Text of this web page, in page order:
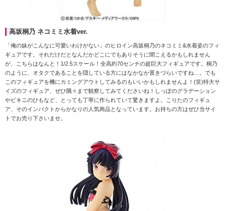
高坂桐乃 ネコミミ水着ver.
「俺の妹がこんなに可愛いわけがない」のヒロイン高坂桐乃のネコミミ&水着姿のフィ
ギュアです。それだけだとなんだかどこにでもありそうに聞こえるかもしれません
が、こちらはなんと！1/2.5スケール！全高約70センチの超巨大フィギュアです。桐乃
のように、オタクであることを隠している方にはなかなか置きづらいですね…。でも
このフィギュアを機にカミングアウトしてみるのもいいかもしれませんよ！(笑)特大サ
イズのフィギュア、ぜひ隅々まで観察してみてくださいね！しっぽのグラデーション
やビキニのひもなど、とっても丁寧に作られていて驚きますよ。こりたのフィギュ
ア、そのインパクトからかなりの人気商品となっています。お持ちの方はぜひ当サイ
トでお売り下さいませ。